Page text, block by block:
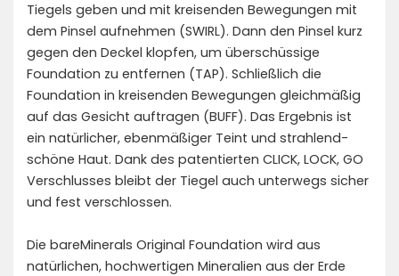
Tiegels geben und mit kreisenden Bewegungen mit
dem Pinsel aufnehmen (SWIRL). Dann den Pinsel kurz
gegen den Deckel klopfen, um überschüssige
Foundation zu entfernen (TAP). Schließlich die
Foundation in kreisenden Bewegungen gleichmäßig
auf das Gesicht auftragen (BUFF). Das Ergebnis ist
ein natürlicher, ebenmäßiger Teint und strahlend-
schöne Haut. Dank des patentierten CLICK, LOCK, GO
Verschlusses bleibt der Tiegel auch unterwegs sicher
und fest verschlossen.
Die bareMinerals Original Foundation wird aus
natürlichen, hochwertigen Mineralien aus der Erde